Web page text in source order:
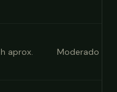
h aprox. Moderado